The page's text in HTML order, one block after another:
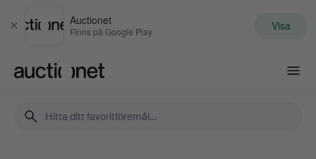
Stäng
Auctionet
Finns på Google Play Visa